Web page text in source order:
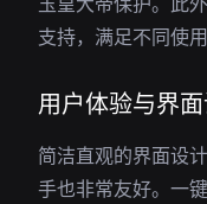
支持，满足不同使
用户体验与界
简洁直观的界面设
手也非常友好。一